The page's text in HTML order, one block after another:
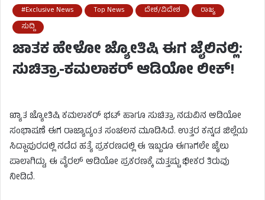
#Exclusive News Top News ದೇಶ/ವಿದೇಶ
ರಾಜ್ಯ
ಸುದ್ದಿ
ಜಾತಕ ಹೇಳೋ ಜ್ಯೋತಿಷಿ ಈಗ ಜೈಲಿನಲ್ಲಿ:
ಸುಚಿತ್ರಾ-ಕಮಲಾಕರ್ ಆಡಿಯೋ ಲೀಕ್!
ಖ್ಯಾತ ಜ್ಯೋತಿಷಿ ಕಮಲಾಕರ್ ಭಟ್ ಹಾಗೂ ಸುಚಿತ್ರಾ ನಡುವಿನ ಆಡಿಯೋ
ಸಂಭಾಷಣೆ ಈಗ ರಾಜ್ಯಾದ್ಯಂತ ಸಂಚಲನ ಮೂಡಿಸಿದೆ. ಉತ್ತರ ಕನ್ನಡ ಜಿಲ್ಲೆಯ
ಸಿದ್ದಾಪುರದಲ್ಲಿ ನಡೆದ ಹತ್ಯೆ ಪ್ರಕರಣದಲ್ಲಿ ಈ ಇಬ್ಬರೂ ಈಗಾಗಲೇ ಜೈಲು
ಪಾಲಾಗಿದ್ದು, ಈ ವೈರಲ್ ಆಡಿಯೋ ಪ್ರಕರಣಕ್ಕೆ ಮತ್ತಷ್ಟು ಭೀಕರ ತಿರುವು
ನೀಡಿದೆ.